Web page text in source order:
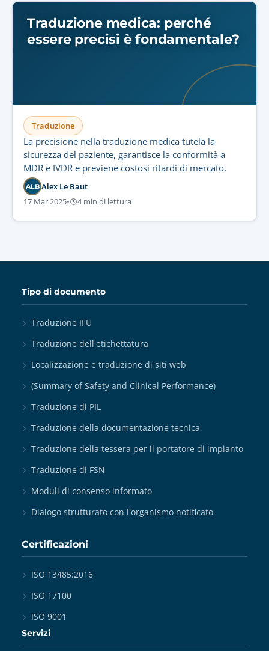
Traduzione medica: perché
essere precisi è fondamentale?
Traduzione
La precisione nella traduzione medica tutela la
sicurezza del paziente, garantisce la conformità a
MDR e IVDR e previene costosi ritardi di mercato.
ALB Alex Le Baut
17 Mar 2025• 4 min di lettura
Tipo di documento
Traduzione IFU
Traduzione dell'etichettatura
Localizzazione e traduzione di siti web
(Summary of Safety and Clinical Performance)
Traduzione di PIL
Traduzione della documentazione tecnica
Traduzione della tessera per il portatore di impianto
Traduzione di FSN
Moduli di consenso informato
Dialogo strutturato con l'organismo notificato
Certificazioni
ISO 13485:2016
ISO 17100
ISO 9001
Servizi